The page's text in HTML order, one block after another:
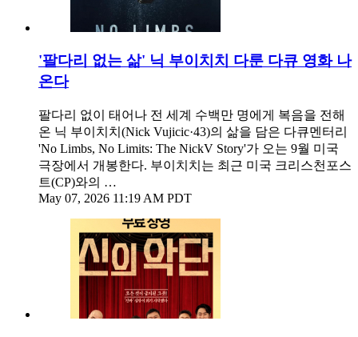
'팔다리 없는 삶' 닉 부이치치 다룬 다큐 영화 나
온다
팔다리 없이 태어나 전 세계 수백만 명에게 복음을 전해
온 닉 부이치치(Nick Vujicic·43)의 삶을 담은 다큐멘터리
'No Limbs, No Limits: The NickV Story'가 오는 9월 미국
극장에서 개봉한다. 부이치치는 최근 미국 크리스천포스
트(CP)와의 …
May 07, 2026 11:19 AM PDT